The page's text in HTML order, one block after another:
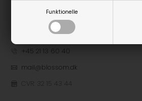
Funktionelle
DK-9492 Blokhus
+45 21 13 60 40
mail@blossom.dk
CVR: 32 15 43 44